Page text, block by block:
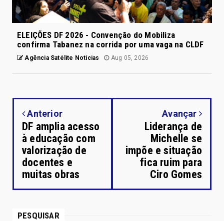
ELEIÇÕES DF 2026 - Convenção do Mobiliza
confirma Tabanez na corrida por uma vaga na CLDF
Agência Satélite Notícias Aug 05, 2026
Anterior
DF amplia acesso
à educação com
valorização de
docentes e
muitas obras
Avançar
Liderança de
Michelle se
impõe e situação
fica ruim para
Ciro Gomes
PESQUISAR